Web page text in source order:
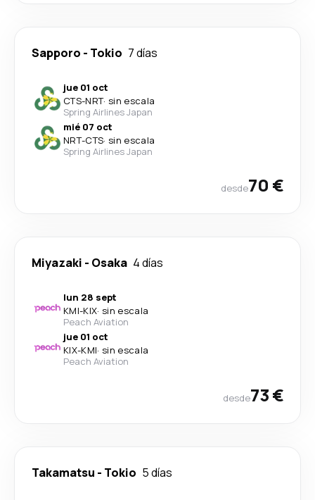
Sapporo - Tokio 7 días
jue 01 oct
CTS-NRT· sin escala
Spring Airlines Japan
mié 07 oct
NRT-CTS· sin escala
Spring Airlines Japan
desde70 €
Miyazaki - Osaka 4 días
lun 28 sept
KMI-KIX· sin escala
Peach Aviation
jue 01 oct
KIX-KMI· sin escala
Peach Aviation
desde73 €
Takamatsu - Tokio 5 días